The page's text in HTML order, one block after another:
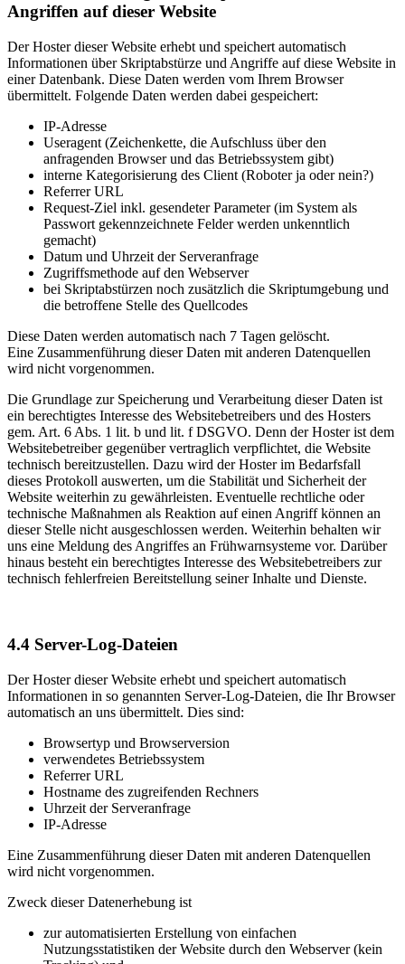
Angriffen auf dieser Website
Der Hoster dieser Website erhebt und speichert automatisch
Informationen über Skriptabstürze und Angriffe auf diese Website in
einer Datenbank. Diese Daten werden vom Ihrem Browser
übermittelt. Folgende Daten werden dabei gespeichert:
IP-Adresse
Useragent (Zeichenkette, die Aufschluss über den
anfragenden Browser und das Betriebssystem gibt)
interne Kategorisierung des Client (Roboter ja oder nein?)
Referrer URL
Request-Ziel inkl. gesendeter Parameter (im System als
Passwort gekennzeichnete Felder werden unkenntlich
gemacht)
Datum und Uhrzeit der Serveranfrage
Zugriffsmethode auf den Webserver
bei Skriptabstürzen noch zusätzlich die Skriptumgebung und
die betroffene Stelle des Quellcodes
Diese Daten werden automatisch nach 7 Tagen gelöscht.
Eine Zusammenführung dieser Daten mit anderen Datenquellen
wird nicht vorgenommen.
Die Grundlage zur Speicherung und Verarbeitung dieser Daten ist
ein berechtigtes Interesse des Websitebetreibers und des Hosters
gem. Art. 6 Abs. 1 lit. b und lit. f DSGVO. Denn der Hoster ist dem
Websitebetreiber gegenüber vertraglich verpflichtet, die Website
technisch bereitzustellen. Dazu wird der Hoster im Bedarfsfall
dieses Protokoll auswerten, um die Stabilität und Sicherheit der
Website weiterhin zu gewährleisten. Eventuelle rechtliche oder
technische Maßnahmen als Reaktion auf einen Angriff können an
dieser Stelle nicht ausgeschlossen werden. Weiterhin behalten wir
uns eine Meldung des Angriffes an Frühwarnsysteme vor. Darüber
hinaus besteht ein berechtigtes Interesse des Websitebetreibers zur
technisch fehlerfreien Bereitstellung seiner Inhalte und Dienste.
4.4 Server-Log-Dateien
Der Hoster dieser Website erhebt und speichert automatisch
Informationen in so genannten Server-Log-Dateien, die Ihr Browser
automatisch an uns übermittelt. Dies sind:
Browsertyp und Browserversion
verwendetes Betriebssystem
Referrer URL
Hostname des zugreifenden Rechners
Uhrzeit der Serveranfrage
IP-Adresse
Eine Zusammenführung dieser Daten mit anderen Datenquellen
wird nicht vorgenommen.
Zweck dieser Datenerhebung ist
zur automatisierten Erstellung von einfachen
Nutzungsstatistiken der Website durch den Webserver (kein